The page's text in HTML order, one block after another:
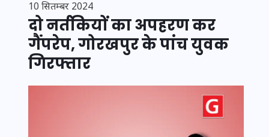
10 सितम्बर 2024
दो नर्तकियों का ​अपहरण कर
गैंपरेप, गोरखपुर के पांच युवक
गिरफ्तार